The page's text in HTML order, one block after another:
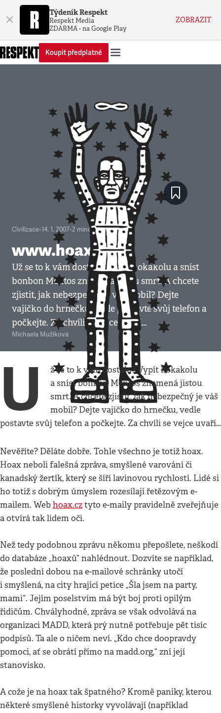
× Týdeník Respekt
Respekt Media
ZDARMA - na Google Play
ZOBRAZIT
Koupit předplatné
Civilizace•14. 1. 2007•2 minuty
www.hoax.cz
Už se to k vám dostalo? Vypít kokakolu a sníst
bonbon Mentos znamená jistou smrt. A chcete
zjistit, jak nebezpečný je váš mobil? Dejte
vajíčko do hrnečku, vedle postavte svůj telefon a
počkejte. Za chvíli se vejce uvaří…
Michaela Mužíková
U
ž se to k vám dostalo? Vypít kokakolu
a sníst bonbon Mentos znamená jistou
smrt. A chcete zjistit, jak nebezpečný je váš
mobil? Dejte vajíčko do hrnečku, vedle
postavte svůj telefon a počkejte. Za chvíli se vejce uvaří…
Nevěříte? Děláte dobře. Tohle všechno je totiž hoax.
Hoax neboli falešná zpráva, smyšlené varování či
kanadský žertík, který se šíří lavinovou rychlostí. Lidé si
ho totiž s dobrým úmyslem rozesílají řetězovým e-
mailem. Webhoax.cztyto e-maily pravidelně zveřejňuje
a otvírá tak lidem oči.
Než tedy podobnou zprávu někomu přepošlete, neškodí
do databáze „hoaxů“ nahlédnout. Dozvíte se například,
že poslední dobou na e-mailové schránky utočí
i smyšlená, na city hrající petice „Šla jsem na party,
mami“. Jejím poselstvím má být boj proti opilým
řidičům. Chvályhodné, zpráva se však odvolává na
organizaci MADD, která prý nutně potřebuje pět tisíc
podpisů. Ta ale o ničem neví. „Kdo chce doopravdy
pomoci, ať se obrátí přímo na madd.org,“ zní její
stanovisko.
A cože je na hoax tak špatného? Kromě paniky, kterou
některé smyšlené historky vyvolávají (například